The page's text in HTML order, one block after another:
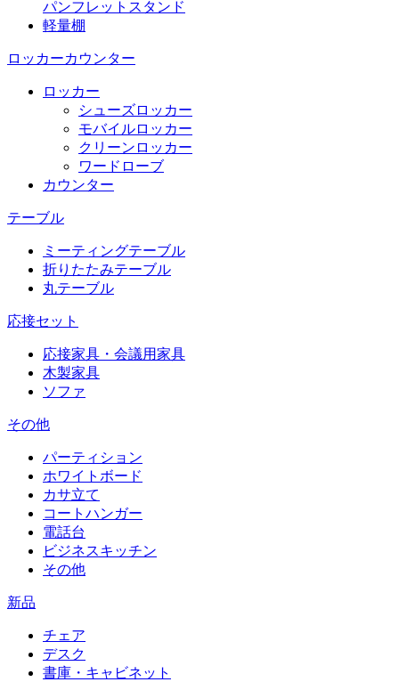
パンフレットスタンド
軽量棚
ロッカーカウンター
ロッカー
シューズロッカー
モバイルロッカー
クリーンロッカー
ワードローブ
カウンター
テーブル
ミーティングテーブル
折りたたみテーブル
丸テーブル
応接セット
応接家具・会議用家具
木製家具
ソファ
その他
パーティション
ホワイトボード
カサ立て
コートハンガー
電話台
ビジネスキッチン
その他
新品
チェア
デスク
書庫・キャビネット